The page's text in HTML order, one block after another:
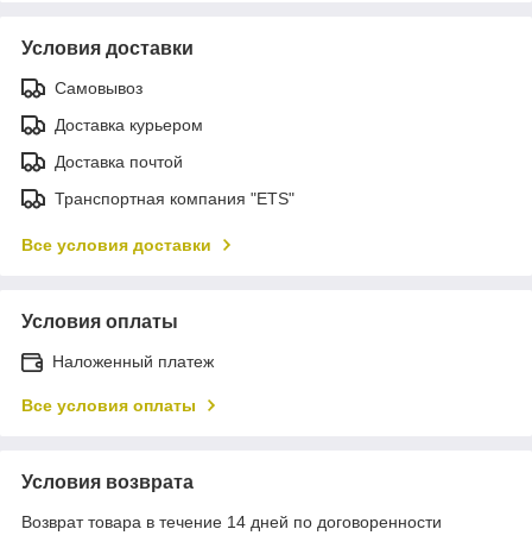
Условия доставки
Самовывоз
Доставка курьером
Доставка почтой
Транспортная компания "ETS"
Все условия доставки
Условия оплаты
Наложенный платеж
Все условия оплаты
Условия возврата
Возврат товара в течение 14 дней по договоренности